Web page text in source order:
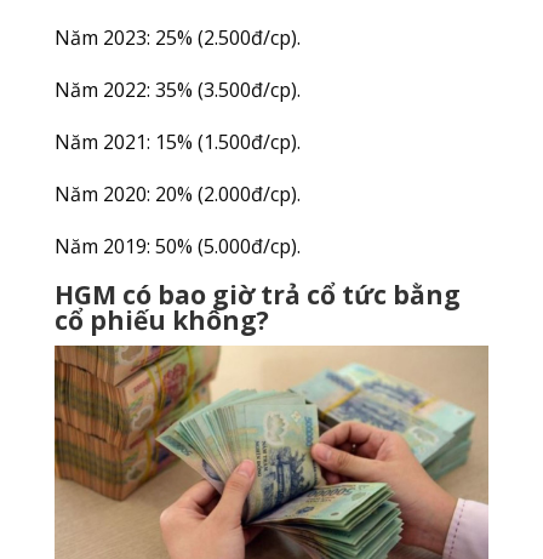
Năm 2023: 25% (2.500đ/cp).
Năm 2022: 35% (3.500đ/cp).
Năm 2021: 15% (1.500đ/cp).
Năm 2020: 20% (2.000đ/cp).
Năm 2019: 50% (5.000đ/cp).
HGM có bao giờ trả cổ tức bằng
cổ phiếu không?